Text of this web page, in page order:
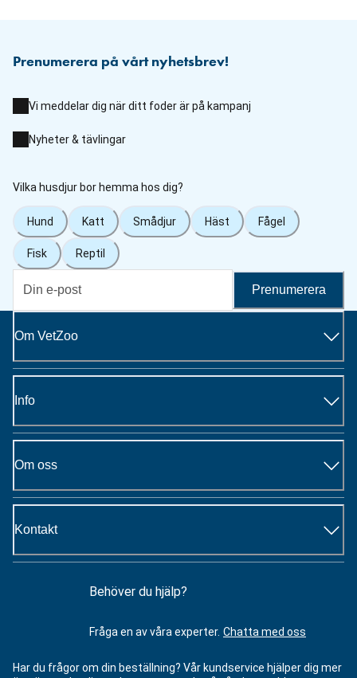
Prenumerera på vårt nyhetsbrev!
Vi meddelar dig när ditt foder är på kampanj
Nyheter & tävlingar
Vilka husdjur bor hemma hos dig?
Hund Katt Smådjur Häst Fågel
Fisk Reptil
Prenumerera
Om VetZoo
Info
Om oss
Kontakt
Behöver du hjälp?
Fråga en av våra experter. Chatta med oss
Har du frågor om din beställning? Vår kundservice hjälper dig mer